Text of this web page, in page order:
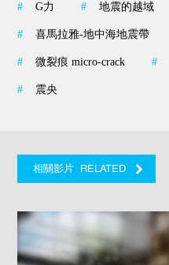
# G力 # 地震的越域
# 喜馬拉雅-地中海地震帶
# 微裂痕 micro-crack #
# 震央
相關影片 RELATED